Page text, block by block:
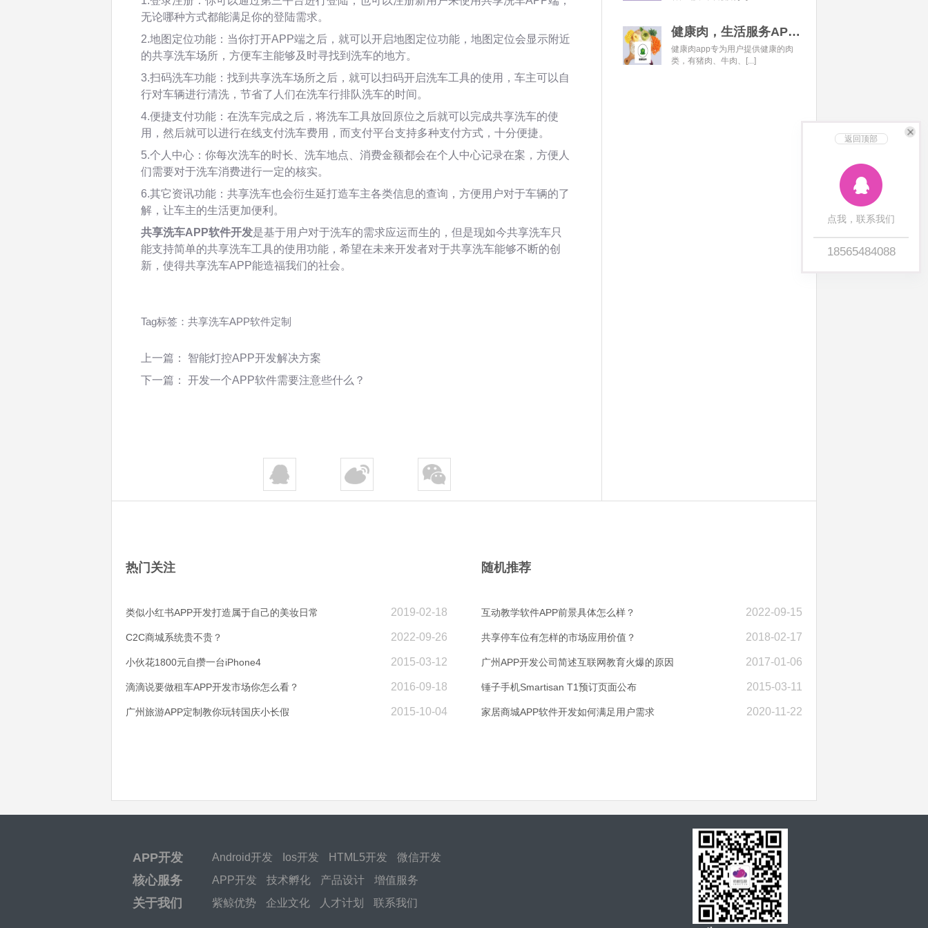
返回顶部
点我，联系我们
18565484088
无论哪种方式都能满足你的登陆需求。
2.地图定位功能：当你打开APP端之后，就可以开启地图定位功能，地图定位会显示附近
的共享洗车场所，方便车主能够及时寻找到洗车的地方。
3.扫码洗车功能：找到共享洗车场所之后，就可以扫码开启洗车工具的使用，车主可以自
行对车辆进行清洗，节省了人们在洗车行排队洗车的时间。
4.便捷支付功能：在洗车完成之后，将洗车工具放回原位之后就可以完成共享洗车的使
用，然后就可以进行在线支付洗车费用，而支付平台支持多种支付方式，十分便捷。
5.个人中心：你每次洗车的时长、洗车地点、消费金额都会在个人中心记录在案，方便人
们需要对于洗车消费进行一定的核实。
6.其它资讯功能：共享洗车也会衍生延打造车主各类信息的查询，方便用户对于车辆的了
解，让车主的生活更加便利。
共享洗车APP软件开发是基于用户对于洗车的需求应运而生的，但是现如今共享洗车只
能支持简单的共享洗车工具的使用功能，希望在未来开发者对于共享洗车能够不断的创
新，使得共享洗车APP能造福我们的社会。
Tag标签： 共享洗车APP软件定制
上一篇： 智能灯控APP开发解决方案
下一篇： 开发一个APP软件需要注意些什么？
健康肉，生活服务APP开发经典案例
健康肉app专为用户提供健康的肉
类，有猪肉、牛肉、[...]
热门关注
2019-02-18
类似小红书APP开发打造属于自己的美妆日常
2022-09-26
C2C商城系统贵不贵？
2015-03-12
小伙花1800元自攒一台iPhone4
2016-09-18
滴滴说要做租车APP开发市场你怎么看？
2015-10-04
广州旅游APP定制教你玩转国庆小长假
随机推荐
2022-09-15
互动教学软件APP前景具体怎么样？
2018-02-17
共享停车位有怎样的市场应用价值？
2017-01-06
广州APP开发公司简述互联网教育火爆的原因
2015-03-11
锤子手机Smartisan T1预订页面公布
2020-11-22
家居商城APP软件开发如何满足用户需求
APP开发 Android开发 Ios开发 HTML5开发 微信开发
核心服务 APP开发 技术孵化 产品设计 增值服务
关于我们 紫鲸优势 企业文化 人才计划 联系我们